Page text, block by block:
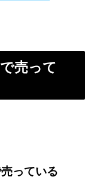
売って
っている